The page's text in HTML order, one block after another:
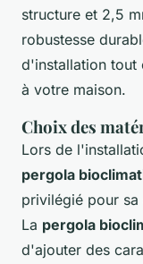
structure et 2,5
robustesse
d'installation tout
à votre maison.
Choix des
Lors de
pergola
privilégié pour
La pergola
d'ajouter des